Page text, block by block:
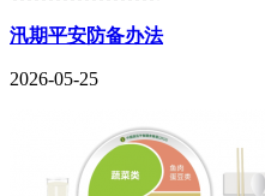
汛期平安防备办法
2026-05-25